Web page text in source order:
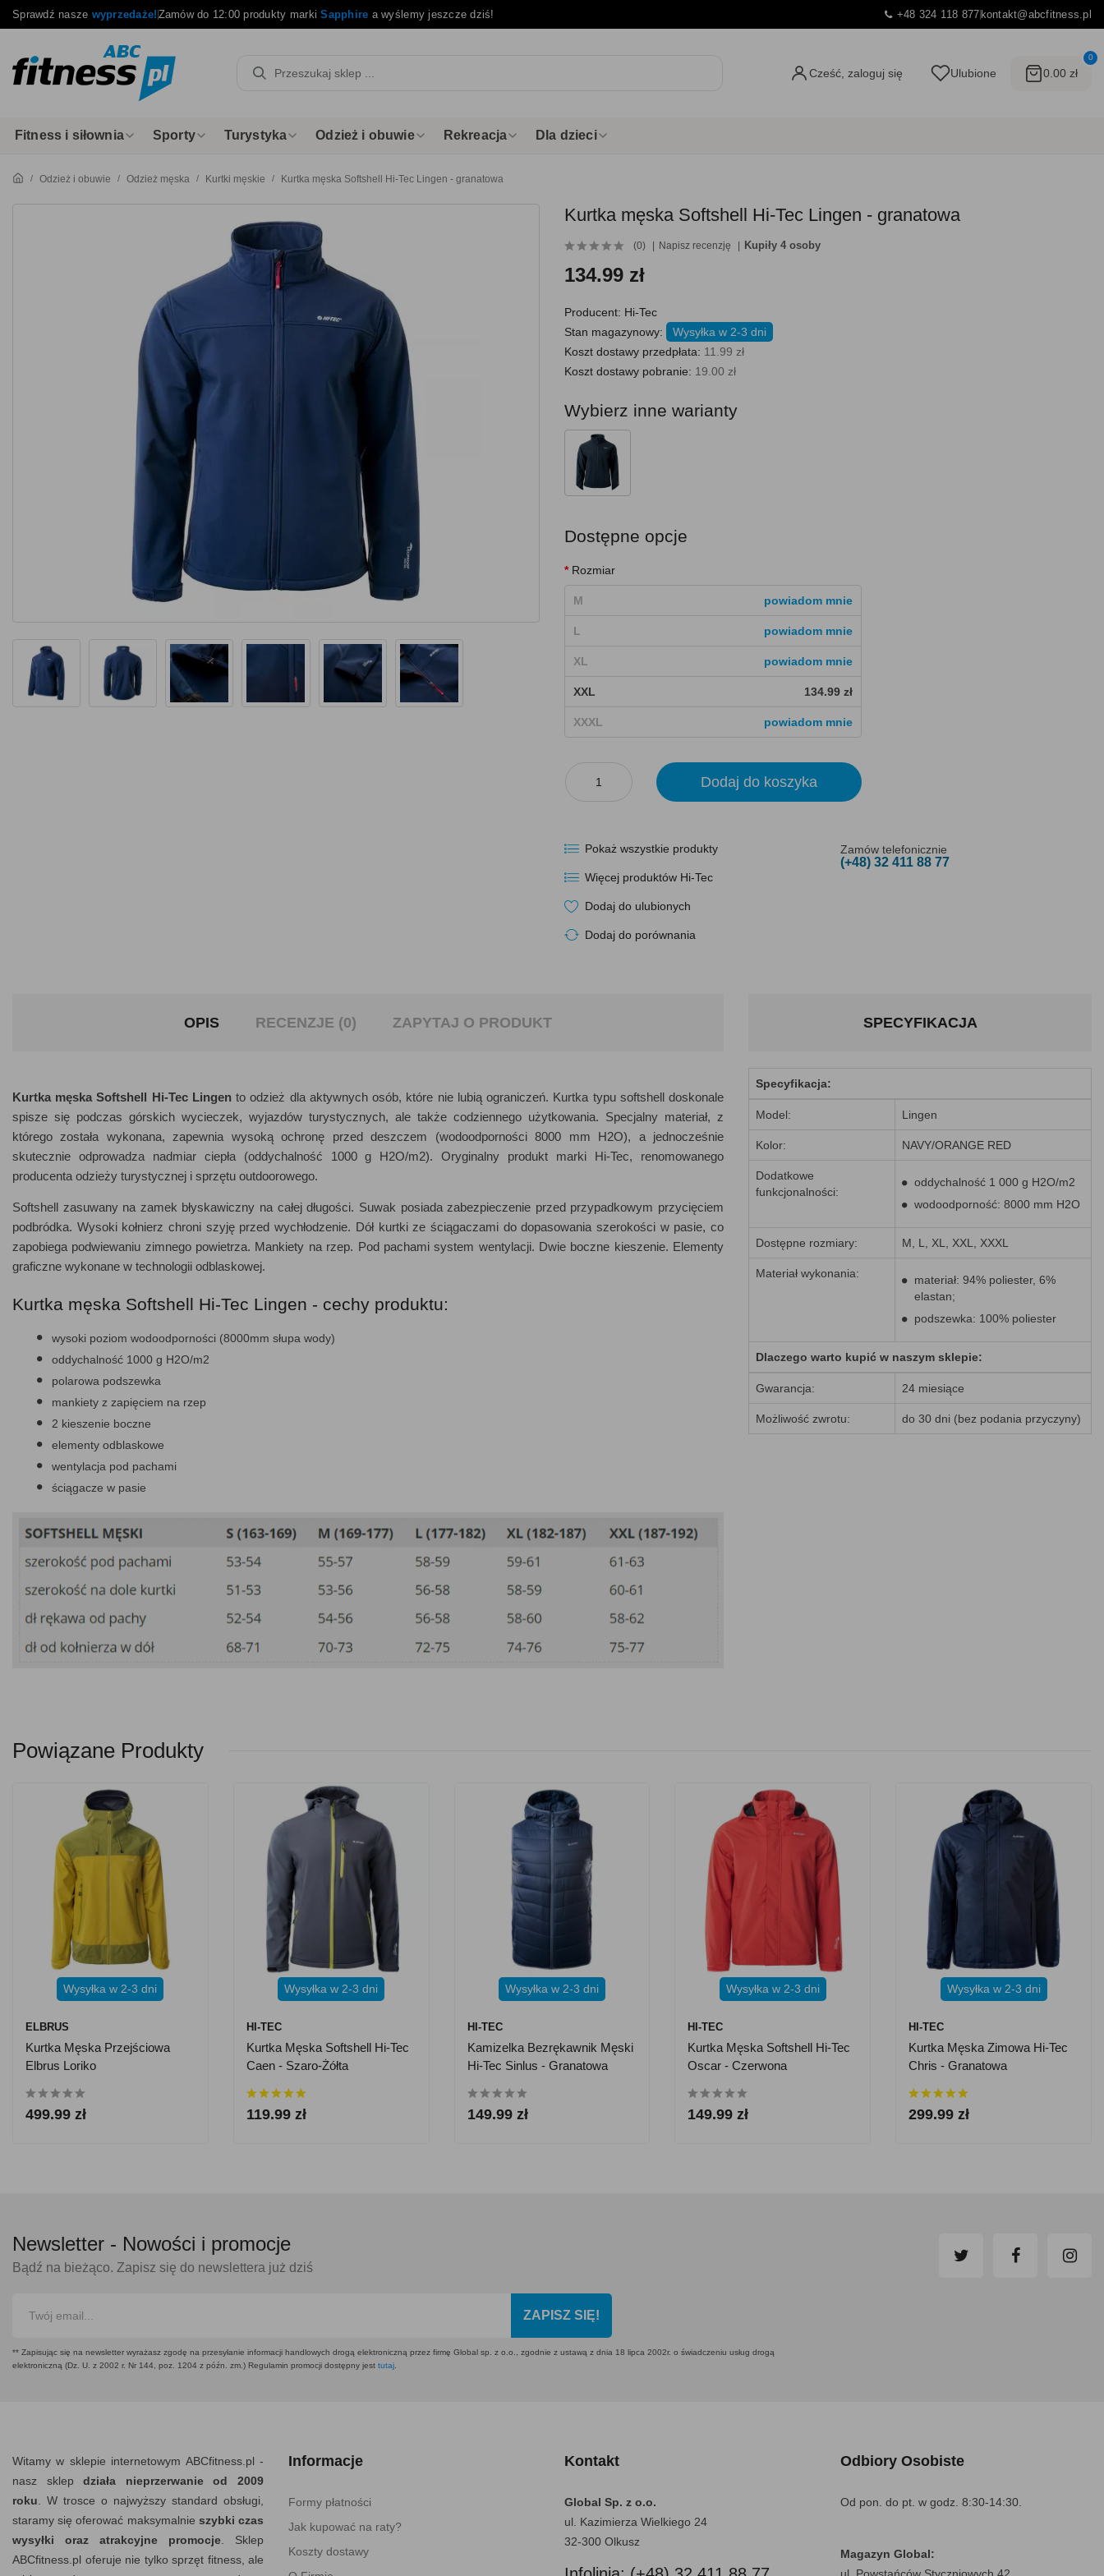
Sprawdź nasze wyprzedaże!Zamów do 12:00 produkty markiSapphire a wyślemy jeszcze dziś! +48 324 118 877kontakt@abcfitness.pl
Cześć, zaloguj się Ulubione
0
0.00 zł
Fitness i siłownia Sporty Turystyka Odzież i obuwie Rekreacja Dla dzieci
Odzież i obuwie Odzież męska Kurtki męskie Kurtka męska Softshell Hi-Tec Lingen - granatowa
Kurtka męska Softshell Hi-Tec Lingen - granatowa
(0) Napisz recenzję Kupiły 4 osoby
134.99 zł
Producent: Hi-Tec
Stan magazynowy:
Wysyłka w 2-3 dni
Koszt dostawy przedpłata: 11.99 zł
Koszt dostawy pobranie: 19.00 zł
Wybierz inne warianty
Dostępne opcje
Rozmiar
M powiadom mnie
L powiadom mnie
XL powiadom mnie
XXL 134.99 zł
XXXL powiadom mnie
Dodaj do koszyka
Pokaż wszystkie produkty
Więcej produktów Hi-Tec
Dodaj do ulubionych
Dodaj do porównania
Zamów telefonicznie
(+48) 32 411 88 77
OPIS RECENZJE (0) ZAPYTAJ O PRODUKT
Kurtka męska Softshell Hi-Tec Lingento odzież dla aktywnych osób, które nie lubią ograniczeń. Kurtka typu softshell doskonale
spisze się podczas górskich wycieczek, wyjazdów turystycznych, ale także codziennego użytkowania. Specjalny materiał, z
którego została wykonana, zapewnia wysoką ochronę przed deszczem (wodoodporności 8000 mm H2O), a jednocześnie
skutecznie odprowadza nadmiar ciepła (oddychalność 1000 g H2O/m2). Oryginalny produkt marki Hi-Tec, renomowanego
producenta odzieży turystycznej i sprzętu outdoorowego.
Softshell zasuwany na zamek błyskawiczny na całej długości. Suwak posiada zabezpieczenie przed przypadkowym przycięciem
podbródka. Wysoki kołnierz chroni szyję przed wychłodzenie. Dół kurtki ze ściągaczami do dopasowania szerokości w pasie, co
zapobiega podwiewaniu zimnego powietrza. Mankiety na rzep. Pod pachami system wentylacji. Dwie boczne kieszenie. Elementy
graficzne wykonane w technologii odblaskowej.
Kurtka męska Softshell Hi-Tec Lingen - cechy produktu:
wysoki poziom wodoodporności (8000mm słupa wody)
oddychalność 1000 g H2O/m2
polarowa podszewka
mankiety z zapięciem na rzep
2 kieszenie boczne
elementy odblaskowe
wentylacja pod pachami
ściągacze w pasie
SPECYFIKACJA
Specyfikacja:
Model: Lingen
Kolor: NAVY/ORANGE RED
Dodatkowe
funkcjonalności:
oddychalność 1 000 g H2O/m2
wodoodporność: 8000 mm H2O
Dostępne rozmiary: M, L, XL, XXL, XXXL
Materiał wykonania:
materiał: 94% poliester, 6%
elastan;
podszewka: 100% poliester
Dlaczego warto kupić w naszym sklepie:
Gwarancja: 24 miesiące
Możliwość zwrotu: do 30 dni (bez podania przyczyny)
Powiązane Produkty
Wysyłka w 2-3 dni
ELBRUS
Kurtka Męska Przejściowa
Elbrus Loriko
499.99 zł
Wysyłka w 2-3 dni
HI-TEC
Kurtka Męska Softshell Hi-Tec
Caen - Szaro-Żółta
119.99 zł
Wysyłka w 2-3 dni
HI-TEC
Kamizelka Bezrękawnik Męski
Hi-Tec Sinlus - Granatowa
149.99 zł
Wysyłka w 2-3 dni
HI-TEC
Kurtka Męska Softshell Hi-Tec
Oscar - Czerwona
149.99 zł
Wysyłka w 2-3 dni
HI-TEC
Kurtka Męska Zimowa Hi-Tec
Chris - Granatowa
299.99 zł
Newsletter - Nowości i promocje
Bądź na bieżąco. Zapisz się do newslettera już dziś
ZAPISZ SIĘ!
** Zapisując się na newsletter wyrażasz zgodę na przesyłanie informacji handlowych drogą elektroniczną przez firmę Global sp. z o.o., zgodnie z ustawą z dnia 18 lipca 2002r. o świadczeniu usług drogą
elektroniczną (Dz. U. z 2002 r. Nr 144, poz. 1204 z późn. zm.) Regulamin promocji dostępny jest tutaj.
Witamy w sklepie internetowym ABCfitness.pl -
nasz sklepdziała nieprzerwanie od 2009
roku. W trosce o najwyższy standard obsługi,
staramy się oferować maksymalnie szybki czas
wysyłki oraz atrakcyjne promocje. Sklep
ABCfitness.pl oferuje nie tylko sprzęt fitness, ale
Informacje
Formy płatności
Jak kupować na raty?
Koszty dostawy
Kontakt
Global Sp. z o.o.
ul. Kazimierza Wielkiego 24
32-300 Olkusz
Odbiory Osobiste
Od pon. do pt. w godz. 8:30-14:30.
Magazyn Global: